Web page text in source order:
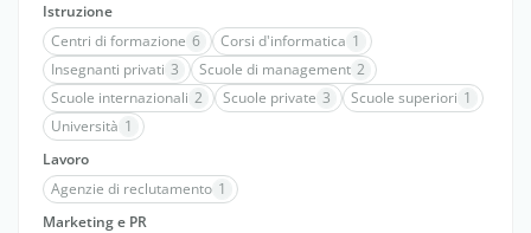
Istruzione
Centri di formazione 6 Corsi d'informatica 1
Insegnanti privati 3 Scuole di management 2
Scuole internazionali 2 Scuole private 3 Scuole superiori 1
Università 1
Lavoro
Agenzie di reclutamento 1
Marketing e PR